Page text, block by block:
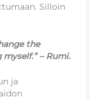
Silloin
the
– Rumi.
ja